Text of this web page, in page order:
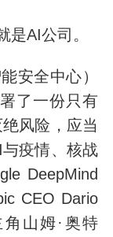
是AI公司。
安全中心）
了一份只有
风险，应当
疫情、核战
DeepMind
CEO Dario
山姆·奥特